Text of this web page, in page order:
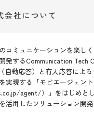
会社について
コミュニケーションを楽し
発するCommunication Tech
自動応答）と有人応答によ
実現する「モビエージェント
agent/）」をはじめと
活用したソリューション開